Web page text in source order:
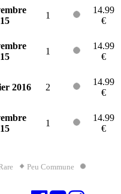
1
14.99
€
1
14.99
€
2016 2
14.99
€
1
14.99
€
Peu Commune